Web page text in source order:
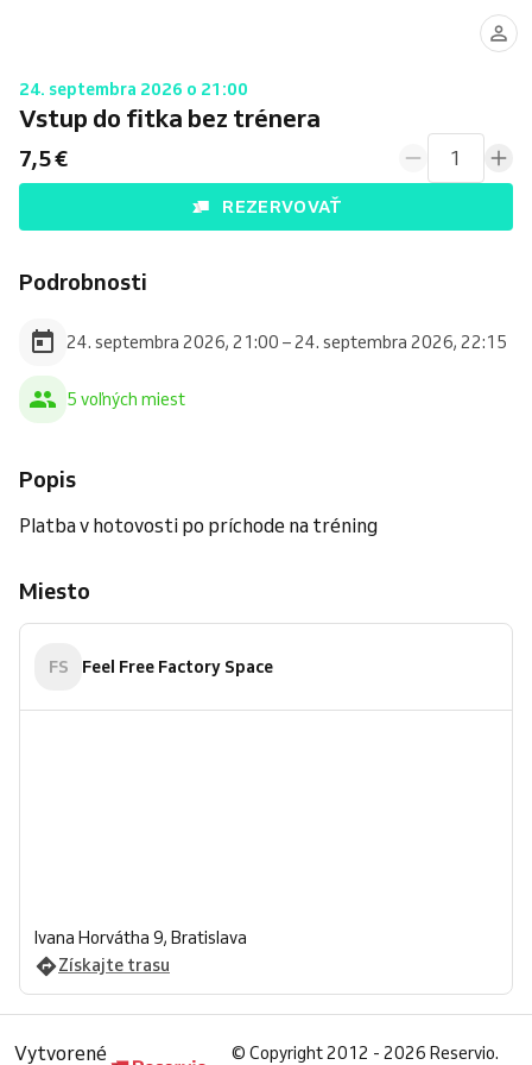
24. septembra 2026 o 21:00
Vstup do fitka bez trénera
7,5 € 1
REZERVOVAŤ
Podrobnosti
24. septembra 2026, 21:00 – 24. septembra 2026, 22:15
5 voľných miest
Popis
Platba v hotovosti po príchode na tréning
Miesto
FS Feel Free Factory Space
Ivana Horvátha 9, Bratislava
Získajte trasu
Vytvorené © Copyright 2012 - 2026 Reservio.